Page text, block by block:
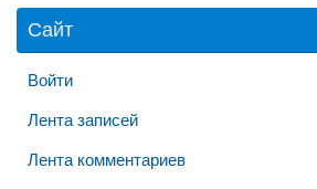
Сайт
Войти
Лента записей
Лента комментариев